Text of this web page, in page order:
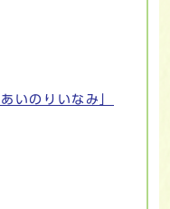
いのりいなみ」